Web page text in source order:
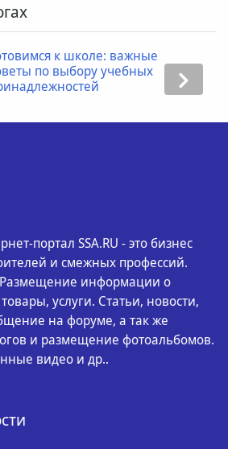
к школе: важные
по выбору учебных
портал SSA.RU - это бизнес
и смежных профессий.
информации о
услуги. Статьи, новости,
на форуме, а так же
и размещение фотоальбомов.
видео и др..